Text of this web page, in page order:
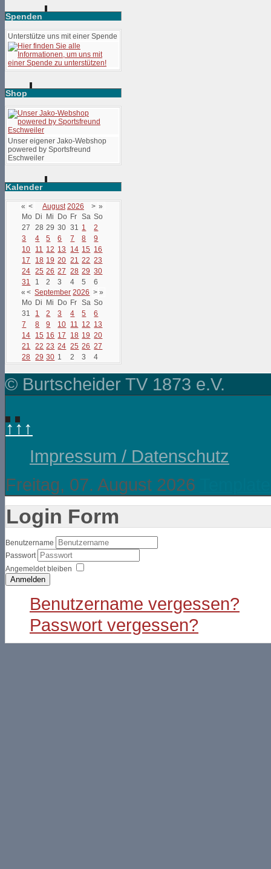
Spenden
Unterstütze uns mit einer Spende
Shop
Unser eigener Jako-Webshop
powered by Sportsfreund
Eschweiler
Kalender
« < August 2026 > »
Mo Di Mi Do Fr Sa So
27
28 29 30 31 1
2
3
4 5 6 7 8
9
10
11 12 13 14 15 16
17
18 19 20 21 22 23
24 25 26 27 28 29 30
31
1 2 3 4 5
6
« < September 2026 > »
Mo Di Mi Do Fr Sa So
31
1 2 3 4 5
6
7
8 9 10 11 12 13
14
15 16 17 18 19 20
21
22 23 24 25 26 27
28 29 30 1 2 3 4
© Burtscheider TV 1873 e.V.
↑↑↑
Impressum / Datenschutz
Freitag, 07. August 2026
Login Form
Benutzername
Passwort
Angemeldet bleiben
Anmelden
Benutzername vergessen?
Passwort vergessen?